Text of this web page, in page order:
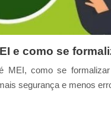
e como se
MEI, como se
segurança e menos